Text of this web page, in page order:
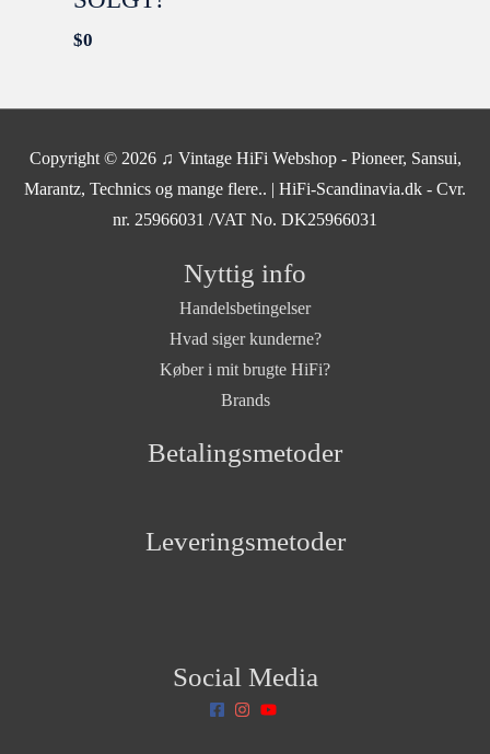
$0
Copyright © 2026 ♫ Vintage HiFi Webshop - Pioneer, Sansui,
Marantz, Technics og mange flere.. | HiFi-Scandinavia.dk - Cvr.
nr. 25966031 /VAT No. DK25966031
Nyttig info
Handelsbetingelser
Hvad siger kunderne?
Køber i mit brugte HiFi?
Brands
Betalingsmetoder
Leveringsmetoder
Social Media